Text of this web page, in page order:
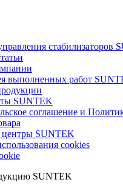
стабилизаторов
выполненных работ
SUNTEK
соглашение и
SUNTEK
cookies
SUNTEK